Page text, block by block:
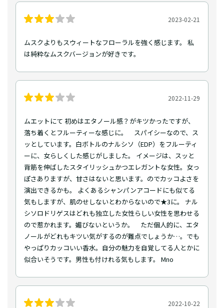
2023-02-21
ムスクよりもスウィートなフローラルを強く感じます。 私
は純粋なムスクバージョンが好きです。
2022-11-29
ムエットにて 初めはエタノール感？がキツかったですが、
落ち着くとフルーティーな感じに。 スパイシーなので、ス
ッとしています。白ボトルのナルシソ（EDP）をフルーティ
ーに、女らしくした感じがしました。 イメージは、スッと
背筋を伸ばしたスタイリッシュかつエレガントな女性。女っ
ぽさありますが、甘さはないと思います。のでカッコよさを
演出できるかも。 よくあるシャンパンアコードにも似てる
気もしますが、肌のせしないとわからないので★3に。 ナル
シソロドリゲスはどれも独立した女性らしい女性を思わせる
ので惹かれます。媚びないというか。 ただ個人的に、エタ
ノールがどれもキツい気がするのが難点でしょうか…。でも
やっぱりカッコいい香水。自分の魅力を自覚してる人とかに
似合いそうです。男性も付けれる気もします。 Mno
2022-10-22